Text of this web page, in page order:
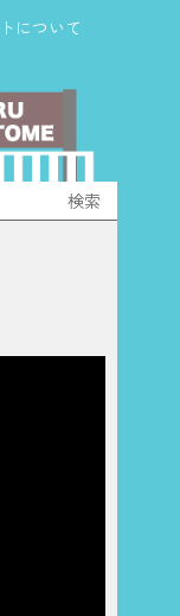
について